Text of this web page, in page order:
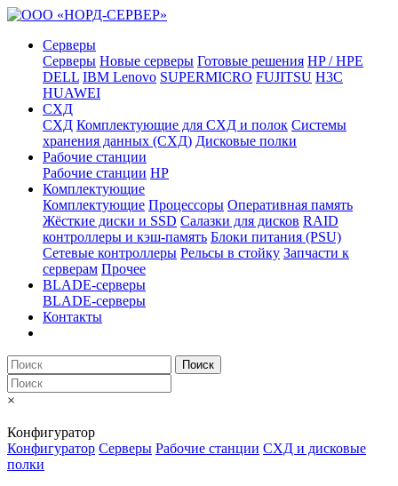
Серверы
Серверы Новые серверы Готовые решения HP / HPE
DELL IBM Lenovo SUPERMICRO FUJITSU H3C
HUAWEI
СХД
СХД Комплектующие для СХД и полок Системы
хранения данных (СХД) Дисковые полки
Рабочие станции
Рабочие станции HP
Комплектующие
Комплектующие Процессоры Оперативная память
Жёсткие диски и SSD Салазки для дисков RAID
контроллеры и кэш-память Блоки питания (PSU)
Сетевые контроллеры Рельсы в стойку Запчасти к
серверам Прочее
BLADE-серверы
BLADE-серверы
Контакты
Поиск
×
Конфигуратор
Конфигуратор Серверы Рабочие станции СХД и дисковые
полки